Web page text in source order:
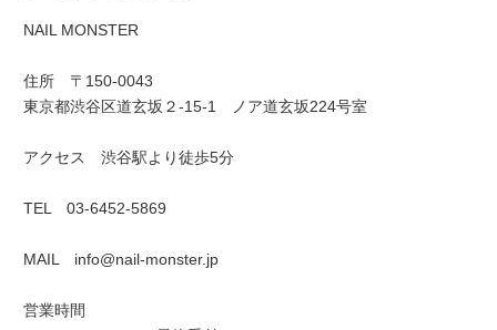
NAIL MONSTER
住所 〒150-0043
東京都渋谷区道玄坂２-15-1 ノア道玄坂224号室
アクセス 渋谷駅より徒歩5分
TEL 03-6452-5869
MAIL info@nail-monster.jp
営業時間